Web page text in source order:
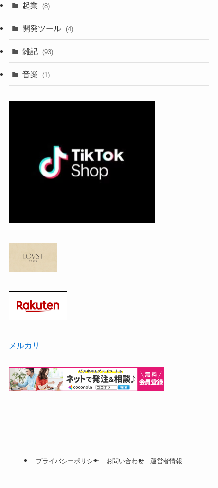
起業 (8)
開発ツール (4)
雑記 (93)
音楽 (1)
メルカリ
プライバシーポリシー お問い合わせ 運営者情報